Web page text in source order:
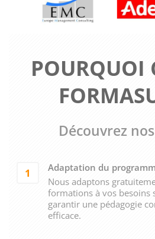
POURQUOI
Découvrez
1
Adaptation du
Nous adaptons
formations à vos besoins
garantir une pédagogie
efficace.